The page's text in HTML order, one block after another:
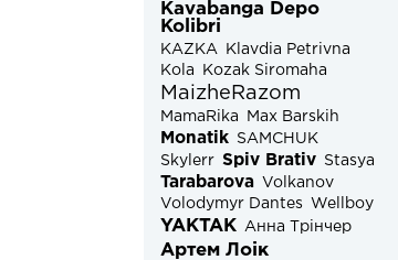
Kavabanga Depo
Kolibri
KAZKA
Klavdia Petrivna
Kola
Kozak Siromaha
MaizheRazom
MamaRika Max Barskih
Monatik
SAMCHUK
Skylerr Spiv Brativ Stasya
Tarabarova
Volkanov
Volodymyr Dantes
Wellboy
YAKTAK Анна Трінчер
Артем Лоік